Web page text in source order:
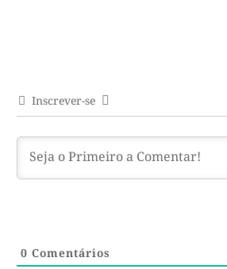
Inscrever-se
0 Comentários